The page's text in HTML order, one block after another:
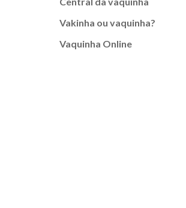
Vakinha ou vaquinha?
Vaquinha Online